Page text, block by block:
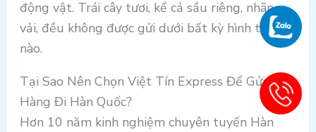
động vật. Trái cây tươi, kể cả sầu riêng, nhãn,
vải, đều không được gửi dưới bất kỳ hình thức
nào.
Tại Sao Nên Chọn Việt Tín Express Để Gửi
Hàng Đi Hàn Quốc?
Hơn 10 năm kinh nghiệm chuyên tuyến Hàn